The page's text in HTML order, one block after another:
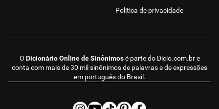
O Dicionário Online de Sinônimosé parte do Dicio.com.bre
conta com mais de 30 mil sinônimos de palavras e de expressões
em português do Brasil.
Política de privacidade